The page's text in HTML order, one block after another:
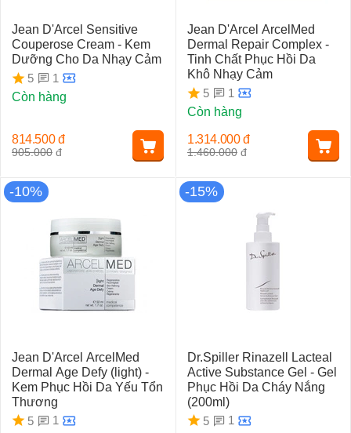
Jean D'Arcel Sensitive
Couperose Cream - Kem
Dưỡng Cho Da Nhạy Cảm
5
1
Còn hàng
905.000 đ
814.500 đ
Jean D'Arcel ArcelMed
Dermal Repair Complex -
Tinh Chất Phục Hồi Da
Khô Nhạy Cảm
5
1
Còn hàng
1.460.000 đ
1.314.000 đ
-10%
Jean D'Arcel ArcelMed
Dermal Age Defy (light) -
Kem Phục Hồi Da Yếu Tổn
Thương
5
1
-15%
Dr.Spiller Rinazell Lacteal
Active Substance Gel - Gel
Phục Hồi Da Cháy Nắng
(200ml)
5
1